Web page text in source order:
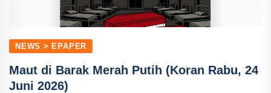
NEWS > EPAPER
Maut di Barak Merah Putih (Koran Rabu, 24
Juni 2026)